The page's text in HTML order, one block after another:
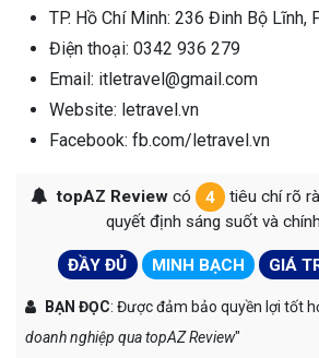
TP. Hồ Chí Minh: 236 Đinh Bộ Lĩnh,
Điện thoại: 0342 936 279
Email: itletravel@gmail.com
Website: letravel.vn
Facebook: fb.com/letravel.vn
topAZ Reviewcó 4
tiêu chí rõ
quyết định sáng suốt và
ĐẦY ĐỦ MINH BẠCH GIÁ
BẠN ĐỌC: Được đảm bảo quyền lợi tốt
doanh nghiệp qua topAZ Review"